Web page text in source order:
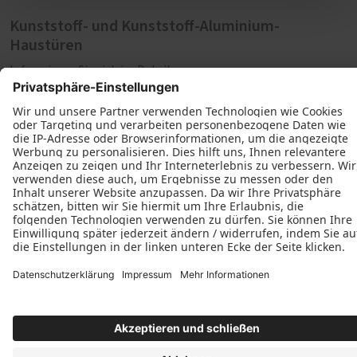
Kunststoff- und Kunststoff-Aluminium-
Haustüren
Informieren Sie sich im Detail
der Einbruchhemmung aus? Und welche Farben und
Oberflächen können Sie wählen? All das und mehr erfahren
Sie in unserem Katalog Kunststoff- und Kunststoff-
Aluminium-Haustüren, den Sie bei uns auf Anfrage natürlich
auch als Druckversion bekommen können.
Herunterladen
Schreinerei Dietrich Kohlert
Klein-Breitenbach 4a
69509 Mörlenbach